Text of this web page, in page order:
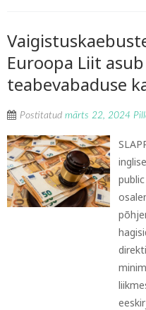
Euroopa Liit
teabevabaduse
Postitatud märts 22, 2024